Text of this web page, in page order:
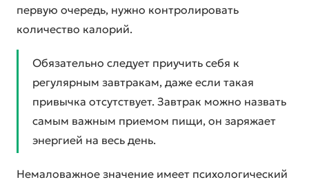
первую очередь, нужно контролировать
количество калорий.
Обязательно следует приучить себя к
регулярным завтракам, даже если такая
привычка отсутствует. Завтрак можно назвать
самым важным приемом пищи, он заряжает
энергией на весь день.
Немаловажное значение имеет психологический